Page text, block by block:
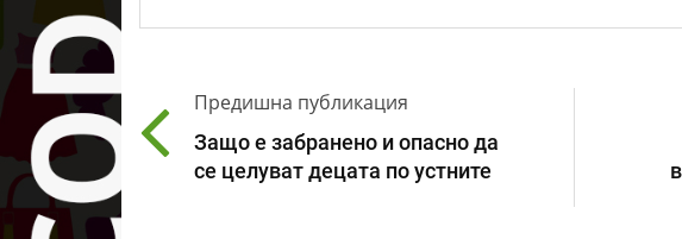
Предишна публикация
Защо е забранено и опасно да
се целуват децата по устните